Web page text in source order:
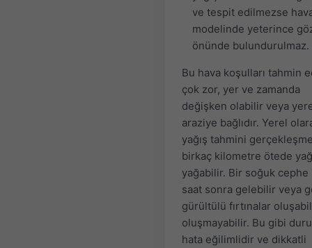
ve tespit edilmezse
modelinde yeterince
önünde bulundurulmaz.
Bu hava koşulları tahmin
çok zor, yer ve zamanda
değişken olabilir veya
araziye bağlıdır. Yerel
yağış tahmini
birkaç kilometre ötede
yağabilir. Bir soğuk cephe
saat sonra gelebilir veya
gürültülü fırtınalar
oluşmayabilir. Bu gibi
hata eğilimlidir ve dikkatli